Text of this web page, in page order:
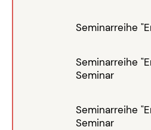
Seminarreihe
Seminarreihe
Seminar
Seminarreihe
Seminar